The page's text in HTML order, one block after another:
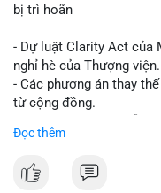
bị trì hoãn
- Dự luật Clarity Act của
nghỉ hè của Thượng viện.
- Các phương án thay
từ cộng đồng.
về pháp lý.
#binancesquare
Đọc thêm